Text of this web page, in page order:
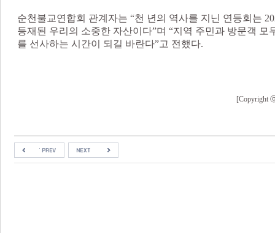
순천불교연합회 관계자는 “천 년의 역사를 지닌 연등회는
등재된 우리의 소중한 자산이다”며 “지역 주민과 방문객
를 선사하는 시간이 되길 바란다”고 전했다.
[Copyright